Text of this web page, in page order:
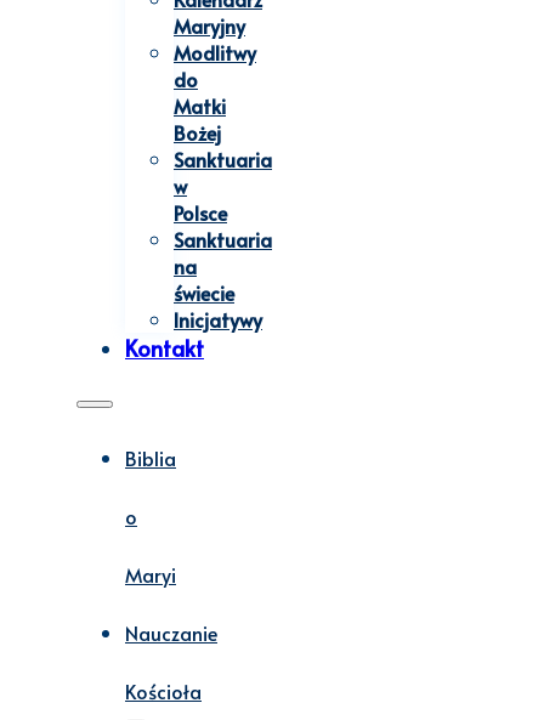
Maryjny
Modlitwy
do
Matki
Bożej
Sanktuaria
w
Polsce
Sanktuaria
na
świecie
Inicjatywy
Kontakt
Biblia
o
Maryi
Nauczanie
Kościoła